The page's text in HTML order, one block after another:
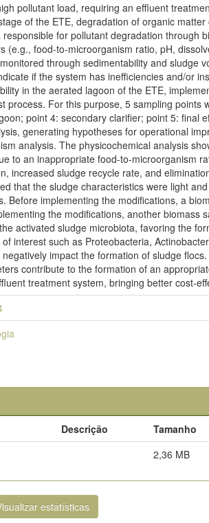
pollutant load, requiring an effluent
of the ETE, degradation of organic
for pollutant degradation through
(e.g., food-to-microorganism ratio, pH,
through sedimentability and sludge
if the system has inefficiencies and/or
in the aerated lagoon of the ETE,
process. For this purpose, 5 sampling
point 4: secondary clarifier; point 5: final
generating hypotheses for operational
analysis. The physicochemical analysis
to an inappropriate food-to-microorganism
increased sludge recycle rate, and
that the sludge characteristics were light
Before implementing the modifications, a
the modifications, another biomass
activated sludge microbiota, favoring the
interest such as Proteobacteria,
impact the formation of sludge
contribute to the formation of an
treatment system, bringing better cost-
Descrição Tamanho
2,36 MB
estatísticas